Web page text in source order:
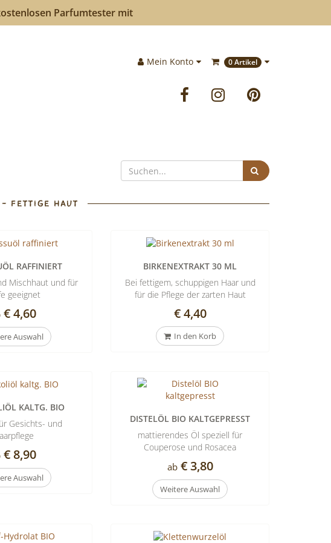
Parfumtester mit
Mein Konto
Im0 Artikel
FacebookInstagram
Suchen
FETTIGE HAUT
RAFFINIERT
Mischhaut und für
geeignet
€ 4,60
Auswahl
BIRKENEXTRAKT 30 ML
Bei fettigem, schuppigen Haar und
für die Pflege der zarten Haut
€ 4,40
In den Korb
KALTG. BIO
Gesichts- und
€ 8,90
Auswahl
DISTELÖL BIO KALTGEPRESST
mattierendes Öl speziell für
Couperose und Rosacea
ab€ 3,80
Weitere Auswahl